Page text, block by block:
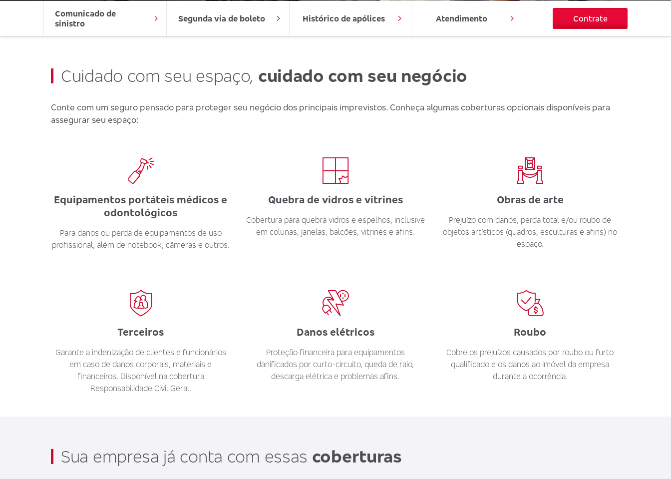
Comunicado de
sinistro
Segunda via de boleto Histórico de apólices Atendimento Contrate
Cuidado com seu espaço, cuidado com seu negócio
Conte com um seguro pensado para proteger seu negócio dos principais imprevistos. Conheça algumas coberturas opcionais disponíveis para
assegurar seu espaço:
Equipamentos portáteis médicos e
odontológicos
Para danos ou perda de equipamentos de uso
profissional, além de notebook, câmeras e outros.
Quebra de vidros e vitrines
Cobertura para quebra vidros e espelhos, inclusive
em colunas, janelas, balcões, vitrines e afins.
Obras de arte
Prejuízo com danos, perda total e/ou roubo de
objetos artísticos (quadros, esculturas e afins) no
espaço.
Terceiros
Garante a indenização de clientes e funcionários
em caso de danos corporais, materiais e
financeiros. Disponível na cobertura
Responsabilidade Civil Geral.
Danos elétricos
Proteção financeira para equipamentos
danificados por curto-circuito, queda de raio,
descarga elétrica e problemas afins.
Roubo
Cobre os prejuízos causados por roubo ou furto
qualificado e os danos ao imóvel da empresa
durante a ocorrência.
Sua empresa já conta com essas coberturas